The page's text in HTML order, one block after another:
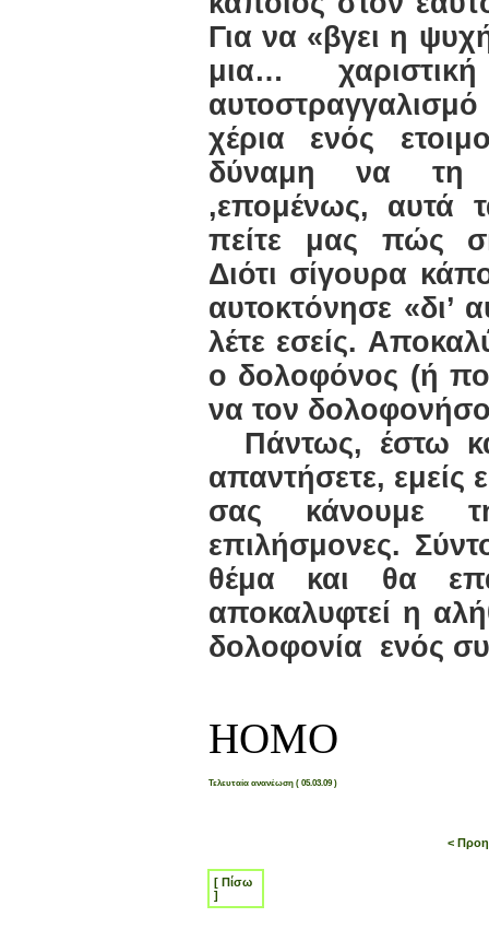
Για να «βγει η
μια…
χέρια ενός
δύναμη να τη
,επομένως, αυτά
πείτε μας πώς
Διότι σίγουρα
αυτοκτόνησε «δι’
λέτε εσείς.
ο δολοφόνος (ή
να τον
Πάντως, έστω
απαντήσετε,
σας κάνουμε
επιλήσμονες.
θέμα και θα
αποκαλυφτεί η
δολοφονία ενός
ΗΟΜΟ
Τελευταία ανανέωση ( 05.03.09 )
<
[ Πίσω
]